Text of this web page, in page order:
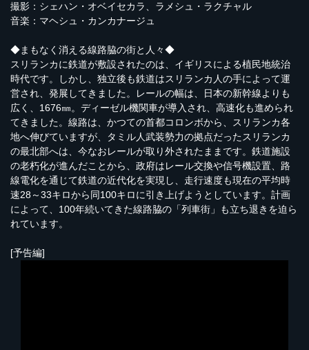
撮影：シェハン・オベイセカラ、ラメシュ・ラクチャル
音楽：マヘシュ・カンカナージュ
◆まもなく消える線路脇の街と人々◆
スリランカに鉄道が敷設されたのは、イギリスによる植民地統治
時代です。しかし、独立後も鉄道はスリランカ人の手によって運
営され、発展してきました。レールの幅は、日本の新幹線よりも
広く、1676㎜。ディーゼル機関車が導入され、高速化も進められ
てきました。線路は、かつての首都コロンボから、スリランカ各
地へ伸びていますが、タミル人武装勢力の拠点だったスリランカ
の最北部へは、今なおレールが取り外されたままです。鉄道施設
の老朽化が進んだことから、政府はレール交換や信号機設置、路
線電化を通じて鉄道の近代化を実現し、走行速度も現在の平均時
速28～33キロから同100キロに引き上げようとしています。計画
によって、100年続いてきた線路脇の「列車街」も立ち退きを迫ら
れています。
[予告編]